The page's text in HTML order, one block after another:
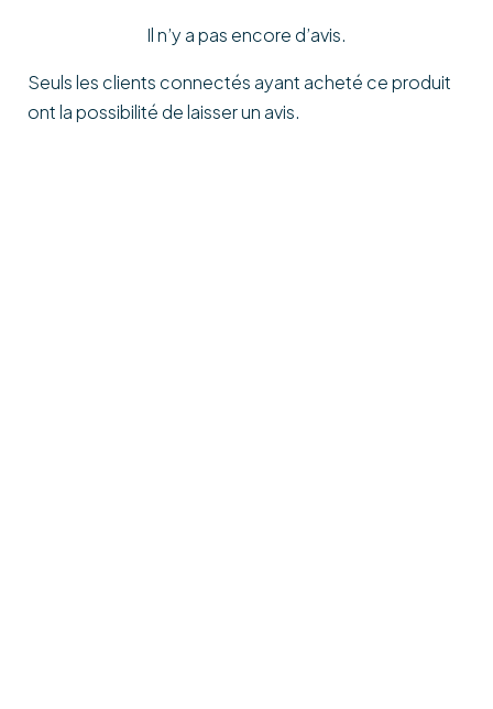
Il n’y a pas encore d’avis.
Seuls les clients connectés ayant acheté ce produit
ont la possibilité de laisser un avis.